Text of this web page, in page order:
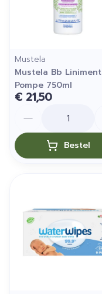
Mustela
Mustela Bb Liniment
Pompe 750ml
€ 21,50
Bestel